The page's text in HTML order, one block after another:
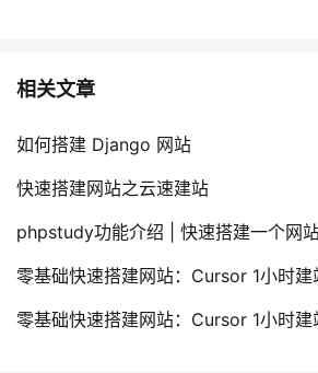
相关文章
如何搭建 Django 网站
快速搭建网站之云速建站
phpstudy功能介绍 | 快速搭建一个网
零基础快速搭建网站：Cursor 1小时建
零基础快速搭建网站：Cursor 1小时建